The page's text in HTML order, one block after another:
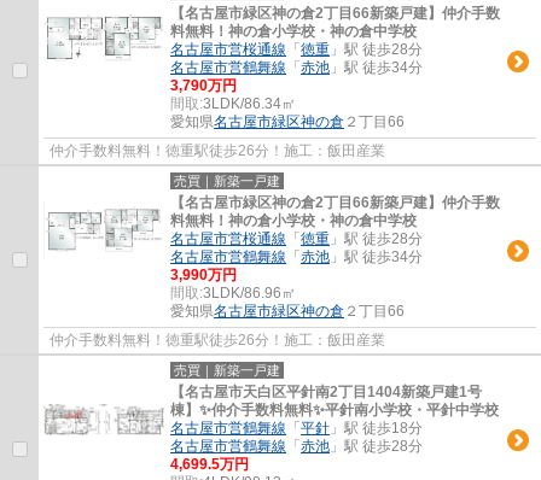
【名古屋市緑区神の倉2丁目66新築戸建】仲介手数
料無料！神の倉小学校・神の倉中学校
名古屋市営桜通線 「 徳重 」駅 徒歩28分
名古屋市営鶴舞線 「 赤池 」駅 徒歩34分
3,790万円
間取:3LDK/86.34㎡
愛知県名古屋市緑区神の倉 ２丁目66
仲介手数料無料！徳重駅徒歩26分！施工：飯田産業
売買｜新築一戸建
【名古屋市緑区神の倉2丁目66新築戸建】仲介手数
料無料！神の倉小学校・神の倉中学校
名古屋市営桜通線 「 徳重 」駅 徒歩28分
名古屋市営鶴舞線 「 赤池 」駅 徒歩34分
3,990万円
間取:3LDK/86.96㎡
愛知県名古屋市緑区神の倉 ２丁目66
仲介手数料無料！徳重駅徒歩26分！施工：飯田産業
売買｜新築一戸建
【名古屋市天白区平針南2丁目1404新築戸建1号
棟】✨️仲介手数料無料✨️平針南小学校・平針中学校
名古屋市営鶴舞線 「 平針 」駅 徒歩18分
名古屋市営鶴舞線 「 赤池 」駅 徒歩28分
4,699.5万円